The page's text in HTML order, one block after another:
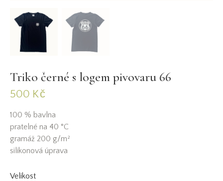
Triko černé s logem pivovaru 66
500 Kč
100 % bavlna
pratelné na 40 °C
gramáž 200 g/m²
silikonová úprava
Velikost